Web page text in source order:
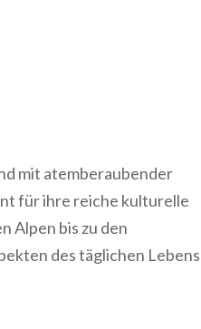
mit atemberaubender
für ihre reiche kulturelle
Alpen bis zu den
des täglichen Lebens